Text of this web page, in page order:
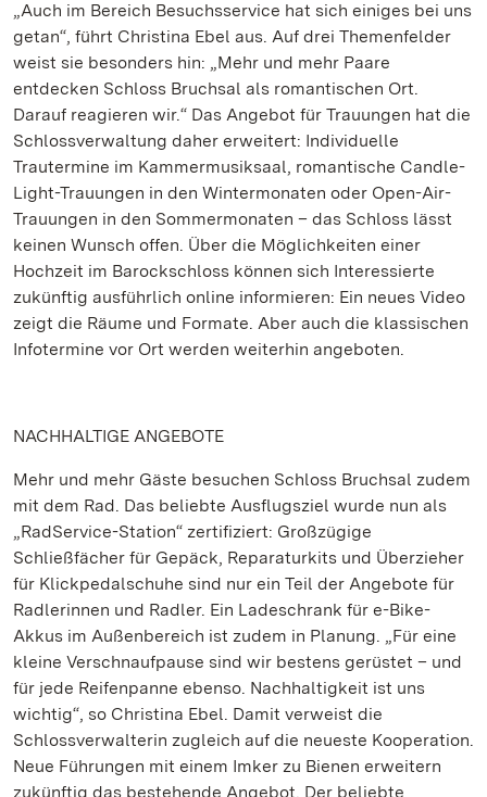
„Auch im Bereich Besuchsservice hat sich einiges bei uns
getan“, führt Christina Ebel aus. Auf drei Themenfelder
weist sie besonders hin: „Mehr und mehr Paare
entdecken Schloss Bruchsal als romantischen Ort.
Darauf reagieren wir.“ Das Angebot für Trauungen hat die
Schlossverwaltung daher erweitert: Individuelle
Trautermine im Kammermusiksaal, romantische Candle-
Light-Trauungen in den Wintermonaten oder Open-Air-
Trauungen in den Sommermonaten – das Schloss lässt
keinen Wunsch offen. Über die Möglichkeiten einer
Hochzeit im Barockschloss können sich Interessierte
zukünftig ausführlich online informieren: Ein neues Video
zeigt die Räume und Formate. Aber auch die klassischen
Infotermine vor Ort werden weiterhin angeboten.
NACHHALTIGE ANGEBOTE
Mehr und mehr Gäste besuchen Schloss Bruchsal zudem
mit dem Rad. Das beliebte Ausflugsziel wurde nun als
„RadService-Station“ zertifiziert: Großzügige
Schließfächer für Gepäck, Reparaturkits und Überzieher
für Klickpedalschuhe sind nur ein Teil der Angebote für
Radlerinnen und Radler. Ein Ladeschrank für e-Bike-
Akkus im Außenbereich ist zudem in Planung. „Für eine
kleine Verschnaufpause sind wir bestens gerüstet – und
für jede Reifenpanne ebenso. Nachhaltigkeit ist uns
wichtig“, so Christina Ebel. Damit verweist die
Schlossverwalterin zugleich auf die neueste Kooperation.
Neue Führungen mit einem Imker zu Bienen erweitern
zukünftig das bestehende Angebot. Der beliebte